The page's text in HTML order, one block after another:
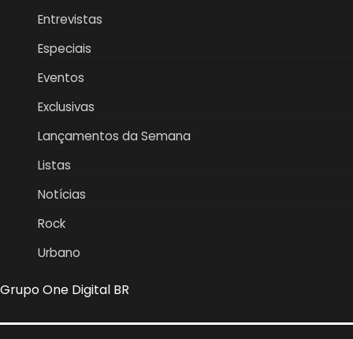
Entrevistas
Especiais
Eventos
Exclusivas
Lançamentos da Semana
Listas
Notícias
Rock
Urbano
Grupo One Digital BR